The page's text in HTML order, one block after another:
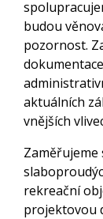
budou
pozornost.
aktuálních
vnějších
rekreační
projektovou